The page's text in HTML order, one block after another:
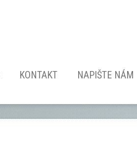
KONTAKT
NAPIŠTE NÁM